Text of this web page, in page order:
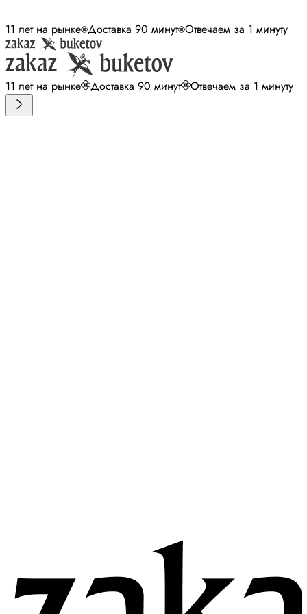
11 лет на рынке Доставка 90 минут Отвечаем за 1 минуту
11 лет на рынке Доставка 90 минут Отвечаем за 1 минуту